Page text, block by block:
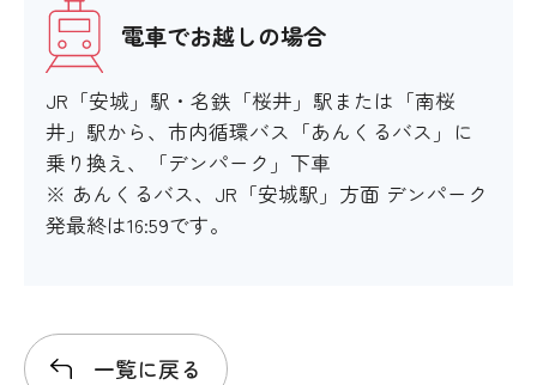
電車でお越しの場合
JR「安城」駅・名鉄「桜井」駅または「南桜
井」駅から、市内循環バス「あんくるバス」に
乗り換え、「デンパーク」下車
※ あんくるバス、JR「安城駅」方面 デンパーク
発最終は16:59です。
一覧に戻る